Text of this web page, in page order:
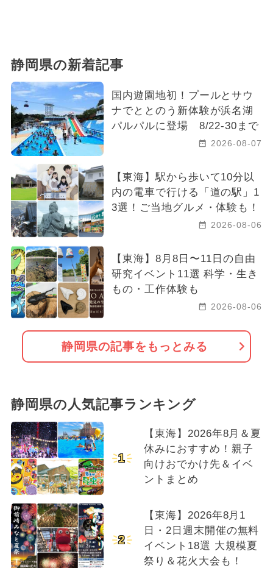
静岡県の新着記事
国内遊園地初！プールとサウ
ナでととのう新体験が浜名湖
パルパルに登場 8/22-30まで
2026-08-07
【東海】駅から歩いて10分以
内の電車で行ける「道の駅」1
3選！ご当地グルメ・体験も！
2026-08-06
【東海】8月8日〜11日の自由
研究イベント11選 科学・生き
もの・工作体験も
2026-08-06
静岡県の記事をもっとみる
静岡県の人気記事ランキング
1
【東海】2026年8月＆夏
休みにおすすめ！親子
向けおでかけ先＆イベ
ントまとめ
2
【東海】2026年8月1
日・2日週末開催の無料
イベント18選 大規模夏
祭り＆花火大会も！